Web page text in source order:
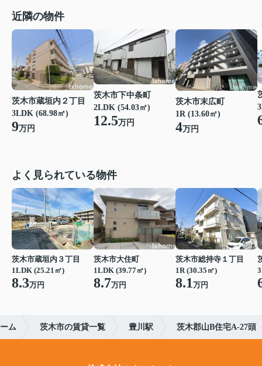
近隣の物件
茨木市蔵垣内２丁目
3LDK (68.98㎡)
9万円
茨木市下中条町
2LDK (54.03㎡)
12.5万円
茨木市末広町
1R (13.60㎡)
4万円
よく見られている物件
茨木市蔵垣内３丁目
1LDK (25.21㎡)
8.3万円
茨木市大住町
1LDK (39.77㎡)
8.7万円
茨木市総持寺１丁目
1R (30.35㎡)
8.1万円
ム 茨木市の賃貸一覧 豊川駅 茨木郡山B住宅A-27頭